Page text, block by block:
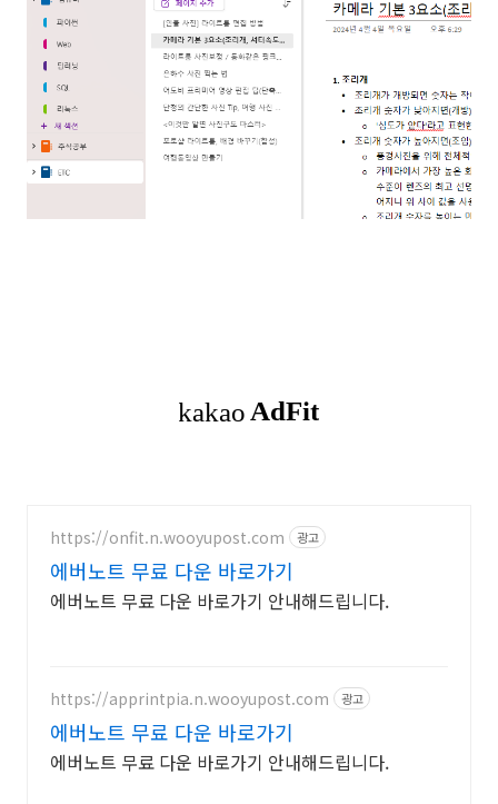
https://onfit.n.wooyupost.com 광고
에버노트 무료 다운 바로가기
에버노트 무료 다운 바로가기 안내해드립니다.
https://apprintpia.n.wooyupost.com 광고
에버노트 무료 다운 바로가기
에버노트 무료 다운 바로가기 안내해드립니다.